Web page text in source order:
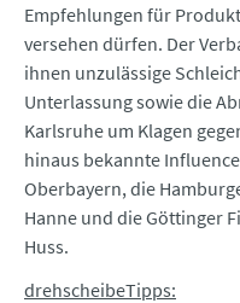
Empfehlungen für
versehen dürfen. Der
ihnen unzulässige
Unterlassung sowie die
Karlsruhe um Klagen
hinaus bekannte
Oberbayern, die
Hanne und die Göttinger
Huss.
drehscheibeTipps: